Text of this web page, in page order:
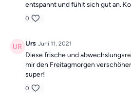
entspannt und fühlt sich gut an.
0
Urs Juni 11, 2021
Diese frische und
mir den Freitagmorgen
super!
0